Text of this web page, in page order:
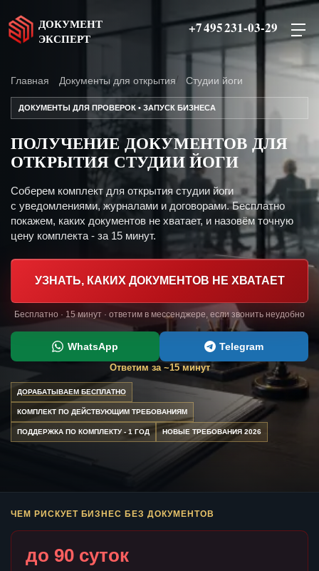
ДОКУМЕНТ
ЭКСПЕРТ
+7 495 231-03-29
Главная Документы для открытия Студии йоги
ДОКУМЕНТЫ ДЛЯ ПРОВЕРОК • ЗАПУСК БИЗНЕСА
ПОЛУЧЕНИЕ ДОКУМЕНТОВ ДЛЯ
ОТКРЫТИЯ СТУДИИ ЙОГИ
Соберем комплект для открытия студии йоги
с уведомлениями, журналами и договорами. Бесплатно
покажем, каких документов не хватает, и назовём точную
цену комплекта - за 15 минут.
УЗНАТЬ, КАКИХ ДОКУМЕНТОВ НЕ ХВАТАЕТ
Бесплатно · 15 минут · ответим в мессенджере, если звонить неудобно
WhatsApp Telegram
Ответим за ~15 минут
ДОРАБАТЫВАЕМ БЕСПЛАТНО
КОМПЛЕКТ ПО ДЕЙСТВУЮЩИМ ТРЕБОВАНИЯМ
ПОДДЕРЖКА ПО КОМПЛЕКТУ - 1 ГОД НОВЫЕ ТРЕБОВАНИЯ 2026
ЧЕМ РИСКУЕТ БИЗНЕС БЕЗ ДОКУМЕНТОВ
до 90 суток